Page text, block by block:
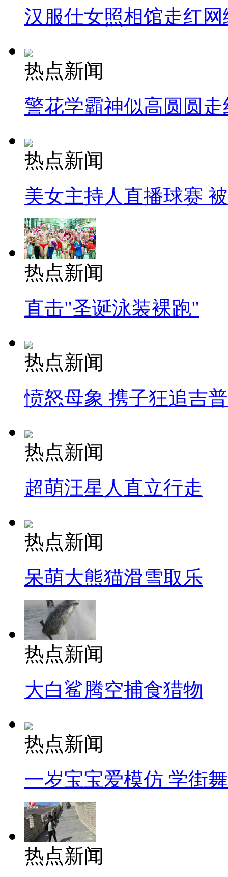
汉服仕女照相馆走红网
热点新闻
警花学霸神似高圆圆走
热点新闻
美女主持人直播球赛
热点新闻
直击"圣诞泳装裸跑"
热点新闻
愤怒母象 携子狂追吉
热点新闻
超萌汪星人直立行走
热点新闻
呆萌大熊猫滑雪取乐
热点新闻
大白鲨腾空捕食猎物
热点新闻
一岁宝宝爱模仿 学街
热点新闻